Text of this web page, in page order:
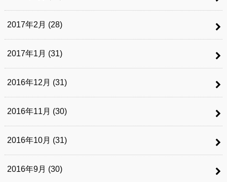
2017年2月 (28)
2017年1月 (31)
2016年12月 (31)
2016年11月 (30)
2016年10月 (31)
2016年9月 (30)